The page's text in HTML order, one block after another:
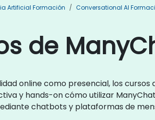
Artificial Formación Conversational AI
de
online como presencial, los
y hands-on cómo utilizar
chatbots y plataformas de